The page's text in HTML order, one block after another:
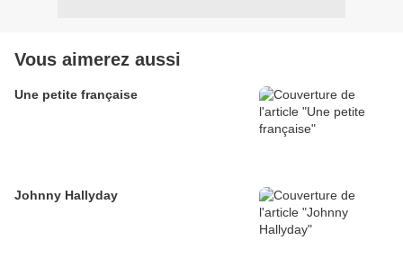
Vous aimerez aussi
Une petite française
Johnny Hallyday